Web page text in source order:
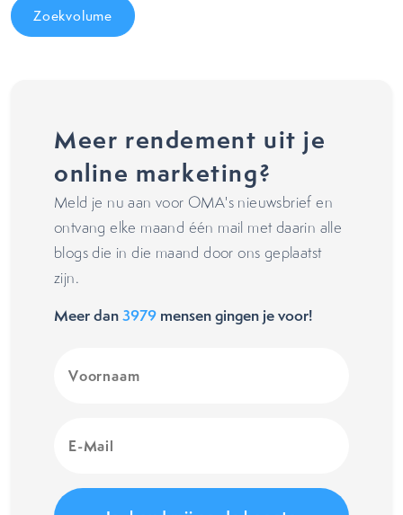
Zoekvolume
Meer rendement uit je
online marketing?
Meld je nu aan voor OMA's nieuwsbrief en
ontvang elke maand één mail met daarin alle
blogs die in die maand door ons geplaatst
zijn.
Meer dan3979 mensen gingen je voor!
(Vereist)
Mail